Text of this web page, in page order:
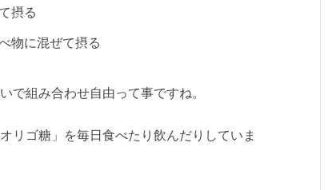
摂る
物に混ぜて摂る
で組み合わせ自由って事ですね。
リゴ糖」を毎日食べたり飲んだりしていま